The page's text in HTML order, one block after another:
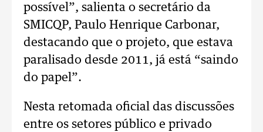
possível”, salienta o secretário da
SMICQP, Paulo Henrique Carbonar,
destacando que o projeto, que estava
paralisado desde 2011, já está “saindo
do papel”.
Nesta retomada oficial das discussões
entre os setores público e privado